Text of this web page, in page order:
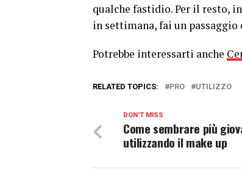
qualche fastidio. Per il resto,
in settimana, fai un passaggio
Potrebbe interessarti anche
RELATED TOPICS: PRO UTILIZZO
DON'T MISS
Come sembrare più
utilizzando il make up